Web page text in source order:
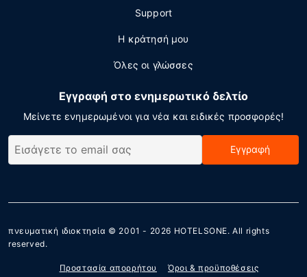
Support
Η κράτησή μου
Όλες οι γλώσσες
Εγγραφή στο ενημερωτικό δελτίο
Μείνετε ενημερωμένοι για νέα και ειδικές προσφορές!
Εγγραφή
πνευματική ιδιοκτησία © 2001 - 2026 HOTELSONE. All rights
reserved.
Προστασία απορρήτου Όροι & προϋποθέσεις